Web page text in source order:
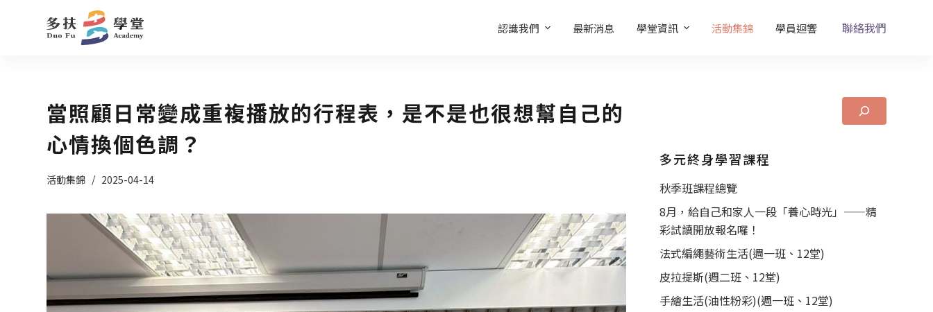
認識我們 最新消息 學堂資訊 活動集錦 學員迴響 聯絡我們
當照顧日常變成重複播放的行程表，是不是也很想幫自己的
心情換個色調？
活動集錦 2025-04-14
多元終身學習課程
秋季班課程總覽
8月，給自己和家人一段「養心時光」——精
彩試讀開放報名囉！
法式編繩藝術生活(週一班、12堂)
皮拉提斯(週二班、12堂)
手繪生活(油性粉彩)(週一班、12堂)